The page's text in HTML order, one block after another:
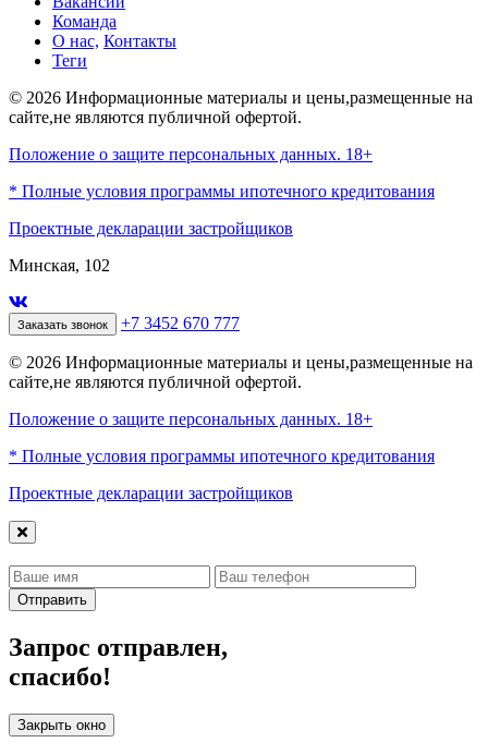
Команда
О нас, Контакты
Теги
© 2026 Информационные материалы и цены,размещенные на
сайте,не являются публичной офертой.
Положение о защите персональных данных. 18+
* Полные условия программы ипотечного кредитования
Проектные декларации застройщиков
Минская, 102
Заказать звонок +7 3452 670 777
© 2026 Информационные материалы и цены,размещенные на
сайте,не являются публичной офертой.
Положение о защите персональных данных. 18+
* Полные условия программы ипотечного кредитования
Проектные декларации застройщиков
Отправить
Запрос отправлен,
спасибо!
Закрыть окно